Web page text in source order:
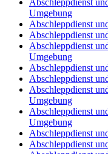
Abschleppdienst
Umgebung
Abschleppdienst
Abschleppdienst
Abschleppdienst
Umgebung
Abschleppdienst
Abschleppdienst
Abschleppdienst
Umgebung
Abschleppdienst
Umgebung
Abschleppdienst
Abschleppdienst